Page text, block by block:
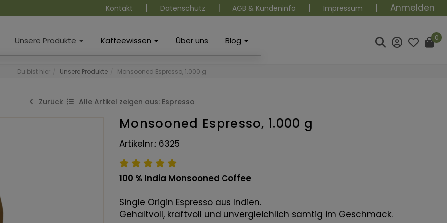
Kontakt | Datenschutz | AGB & Kundeninfo | Impressum | Anmelden
Unsere Produkte Kaffeewissen Über uns Blog 0
Du bist hier Unsere Produkte Monsooned Espresso, 1.000 g
Zurück Alle Artikel zeigen aus: Espresso
Monsooned Espresso, 1.000 g
Artikelnr.: 6325
100 % India Monsooned Coffee
Single Origin Espresso aus Indien.
Gehaltvoll, kraftvoll und unvergleichlich samtig im Geschmack.